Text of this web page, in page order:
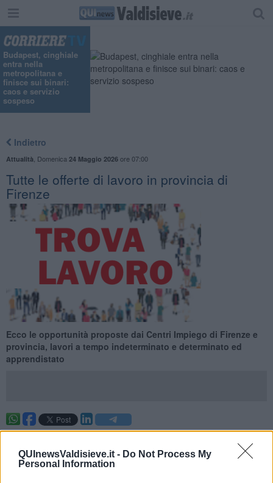
QUInewsValdisieve.it - Do Not Process My
Personal Information
Budapest, cinghiale
entra nella
metropolitana e
finisce sui binari:
caos e servizio
sospeso
Indietro
Attualità Domenica 24 Maggio 2026ore 07:00
​Tutte le offerte di lavoro in provincia di
Firenze
Ecco le opportunità proposte dai Centri Impiego di Firenze e
provincia, lavori a tempo indeterminato e determinato ed
apprendistato
Ecco le opportunità proposte dai Centri Impiego di Firenze e
provincia per la settimana 21 del 2026 (dal 24 May 2026 al 30 May
2026), lavori a tempo indeterminato e determinato ed